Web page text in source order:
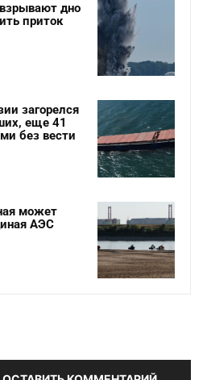
дно
приток
загорелся
еще 41
без вести
может
АЭС